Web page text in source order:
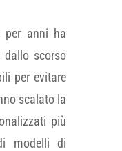
per anni ha
scorso
per evitare
scalato la
più
modelli di